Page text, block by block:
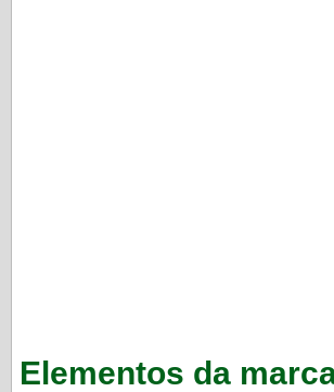
Elementos da